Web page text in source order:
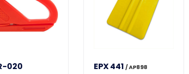
020 EPX 441 / AP898